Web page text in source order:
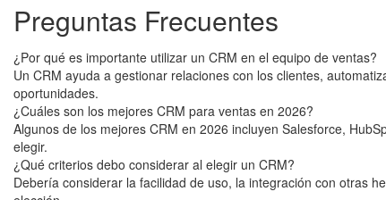
Preguntas Frecuentes
¿Por qué es importante utilizar un CRM en el equipo de ventas?
Un CRM ayuda a gestionar relaciones con los clientes,
oportunidades.
¿Cuáles son los mejores CRM para ventas en 2026?
Algunos de los mejores CRM en 2026 incluyen Salesforce,
elegir.
¿Qué criterios debo considerar al elegir un CRM?
Debería considerar la facilidad de uso, la integración con otras